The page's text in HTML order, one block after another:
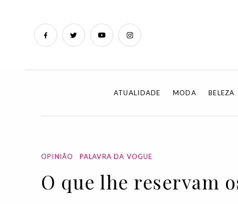
ATUALIDADE MODA BELEZA
OPINIÃO PALAVRA DA VOGUE
O que lhe reservam